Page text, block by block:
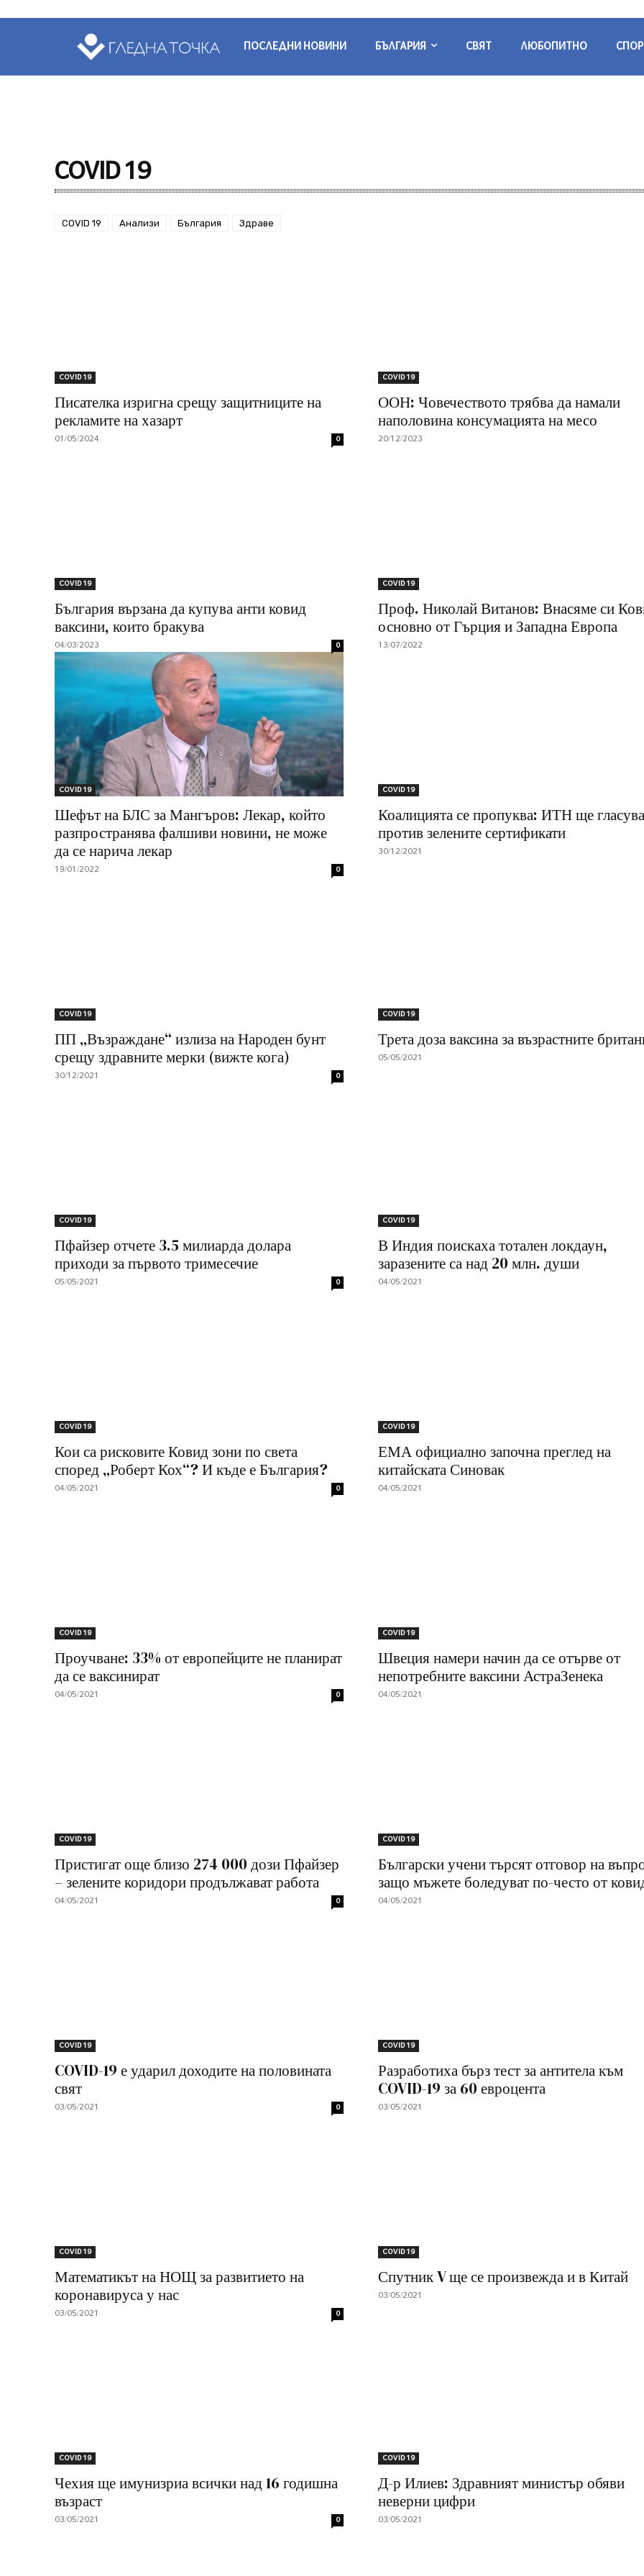
ПОСЛЕДНИ НОВИНИ БЪЛГАРИЯ СВЯТ ЛЮБОПИТНО
COVID 19
COVID 19 Анализи България Здраве
COVID 19
Писателка изригна срещу защитниците на
рекламите на хазарт
01/05/2024 0
COVID 19
ООН: Човечеството трябва да намали
наполовина консумацията на месо
20/12/2023
COVID 19
България вързана да купува анти ковид
ваксини, които бракува
04/03/2023 0
COVID 19
Проф. Николай Витанов: Внасяме си
основно от Гърция и Западна Европа
13/07/2022
COVID 19
Шефът на БЛС за Мангъров: Лекар, който
разпространява фалшиви новини, не може
да се нарича лекар
19/01/2022 0
COVID 19
Коалицията се пропуква: ИТН ще
против зелените сертификати
30/12/2021
COVID 19
ПП „Възраждане“ излиза на Народен бунт
срещу здравните мерки (вижте кога)
30/12/2021 0
COVID 19
Трета доза ваксина за възрастните
05/05/2021
COVID 19
Пфайзер отчете 3.5 милиарда долара
приходи за първото тримесечие
05/05/2021 0
COVID 19
В Индия поискаха тотален локдаун,
заразените са над 20 млн. души
04/05/2021
COVID 19
Кои са рисковите Ковид зони по света
според „Роберт Кох“? И къде е България?
04/05/2021 0
COVID 19
ЕМА официално започна преглед на
китайската Синовак
04/05/2021
COVID 19
Проучване: 33% от европейците не планират
да се ваксинират
04/05/2021 0
COVID 19
Швеция намери начин да се отърве от
непотребните ваксини АстраЗенека
04/05/2021
COVID 19
Пристигат още близо 274 000 дози Пфайзер
– зелените коридори продължават работа
04/05/2021 0
COVID 19
Български учени търсят отговор на
защо мъжете боледуват по-често от
04/05/2021
COVID 19
COVID-19 е ударил доходите на половината
свят
03/05/2021 0
COVID 19
Разработиха бърз тест за антитела към
COVID-19 за 60 евроцента
03/05/2021
COVID 19
Математикът на НОЩ за развитието на
коронавируса у нас
03/05/2021 0
COVID 19
Спутник V ще се произвежда и в Китай
03/05/2021
COVID 19
Чехия ще имунизриа всички над 16 годишна
възраст
03/05/2021 0
COVID 19
Д-р Илиев: Здравният министър обяви
неверни цифри
03/05/2021